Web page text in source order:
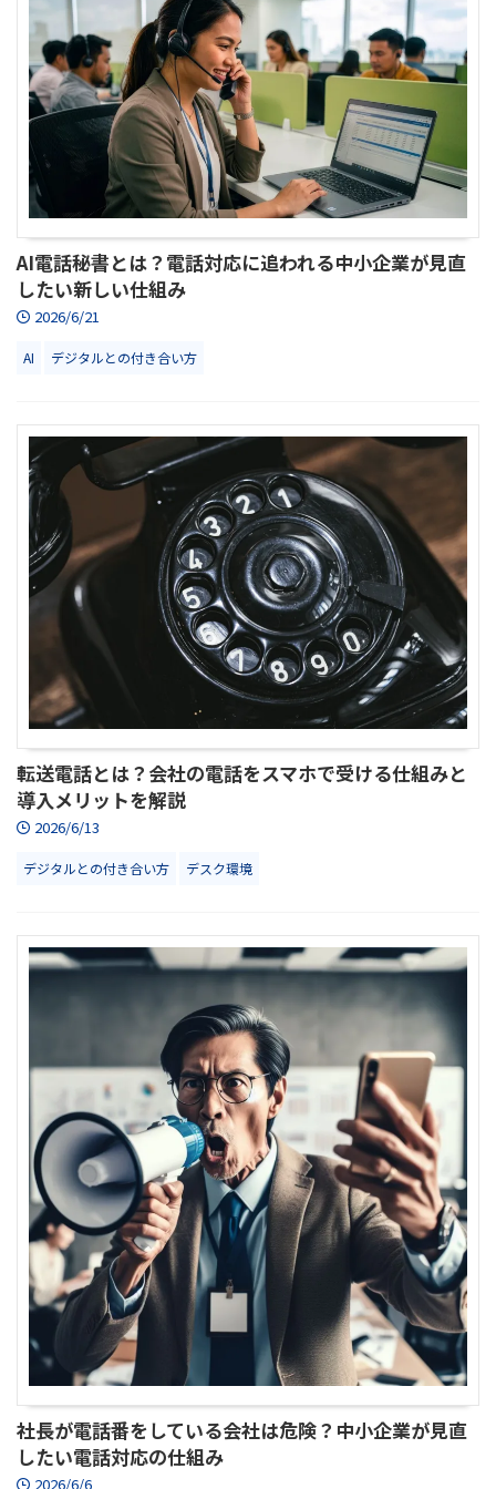
AI電話秘書とは？電話対応に追われる中小企業が見直
したい新しい仕組み
2026/6/21
AI デジタルとの付き合い方
転送電話とは？会社の電話をスマホで受ける仕組みと
導入メリットを解説
2026/6/13
デジタルとの付き合い方 デスク環境
社長が電話番をしている会社は危険？中小企業が見直
したい電話対応の仕組み
2026/6/6